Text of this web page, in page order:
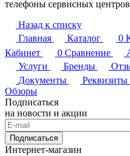
телефоны сервисных
Назад к списку
Главная
Каталог 0
Кабинет
0 Сравнение
Услуги
Бренды
Документы
Реквизиты
Обзоры
Подписаться
на новости и акции
Подписаться
Интернет-магазин